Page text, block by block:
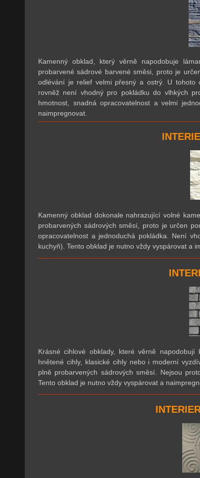
Kamenný obklad, který věrně napodobuje
probarvené sádrové barvené směsi, proto je
odlévání je relief velmi přesný a ostrý. U tohoto
rovněž není vhodný pro pokládku do vlhkých
hmotnost, snadná opracovatelnost a velmi
naimpregnovat.
Kamenný obklad dokonale nahrazující volné
probarvených sádrových směsí, proto je určen
opracovatelnost a jednoduchá pokládka. Není
kuchyň). Tento obklad je nutno vždy vyspárovat a
Krásné cihlové obklady, které věrně
hnětené cihly, klasické cihly nebo i moderní
plně probarvených sádrových směsí. Nejsou
Tento obklad je nutno vždy vyspárovat a